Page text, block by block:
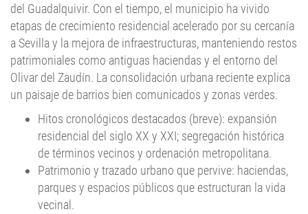
del Guadalquivir. Con el tiempo, el municipio ha vivido
etapas de crecimiento residencial acelerado por su cercanía
a Sevilla y la mejora de infraestructuras, manteniendo restos
patrimoniales como antiguas haciendas y el entorno del
Olivar del Zaudín. La consolidación urbana reciente explica
un paisaje de barrios bien comunicados y zonas verdes.
Hitos cronológicos destacados (breve): expansión
residencial del siglo XX y XXI; segregación histórica
de términos vecinos y ordenación metropolitana.
Patrimonio y trazado urbano que pervive: haciendas,
parques y espacios públicos que estructuran la vida
vecinal.